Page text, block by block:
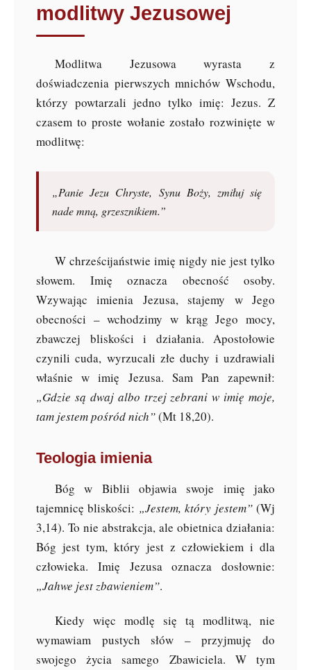
modlitwy Jezusowej
Modlitwa Jezusowa wyrasta z
doświadczenia pierwszych mnichów Wschodu,
którzy powtarzali jedno tylko imię: Jezus. Z
czasem to proste wołanie zostało rozwinięte w
modlitwę:
„Panie Jezu Chryste, Synu Boży, zmiłuj się
nade mną, grzesznikiem.”
W chrześcijaństwie imię nigdy nie jest tylko
słowem. Imię oznacza obecność osoby.
Wzywając imienia Jezusa, stajemy w Jego
obecności – wchodzimy w krąg Jego mocy,
zbawczej bliskości i działania. Apostołowie
czynili cuda, wyrzucali złe duchy i uzdrawiali
właśnie w imię Jezusa. Sam Pan zapewnił:
„Gdzie są dwaj albo trzej zebrani w imię moje,
tam jestem pośród nich”(Mt 18,20).
Teologia imienia
Bóg w Biblii objawia swoje imię jako
tajemnicę bliskości: „Jestem, który jestem”(Wj
3,14). To nie abstrakcja, ale obietnica działania:
Bóg jest tym, który jest z człowiekiem i dla
człowieka. Imię Jezusa oznacza dosłownie:
„Jahwe jest zbawieniem”.
Kiedy więc modlę się tą modlitwą, nie
wymawiam pustych słów – przyjmuję do
swojego życia samego Zbawiciela. W tym